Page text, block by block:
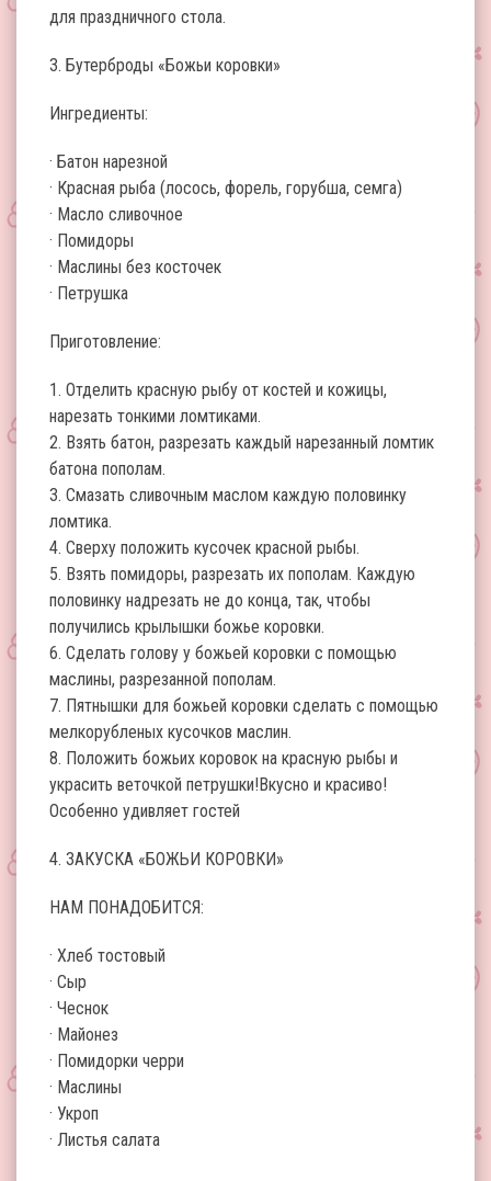
для праздничного стола.
3. Бутерброды «Божьи коровки»
Ингредиенты:
· Батон нарезной
· Красная рыба (лосось, форель, горубша, семга)
· Масло сливочное
· Помидоры
· Маслины без косточек
· Петрушка
Приготовление:
1. Отделить красную рыбу от костей и кожицы,
нарезать тонкими ломтиками.
2. Взять батон, разрезать каждый нарезанный ломтик
батона пополам.
3. Смазать сливочным маслом каждую половинку
ломтика.
4. Сверху положить кусочек красной рыбы.
5. Взять помидоры, разрезать их пополам. Каждую
половинку надрезать не до конца, так, чтобы
получились крылышки божье коровки.
6. Сделать голову у божьей коровки с помощью
маслины, разрезанной пополам.
7. Пятнышки для божьей коровки сделать с помощью
мелкорубленых кусочков маслин.
8. Положить божьих коровок на красную рыбы и
украсить веточкой петрушки!Вкусно и красиво!
Особенно удивляет гостей
4. ЗАКУСКА «БОЖЬИ КОРОВКИ»
НАМ ПОНАДОБИТСЯ:
· Хлеб тостовый
· Сыр
· Чеснок
· Майонез
· Помидорки черри
· Маслины
· Укроп
· Листья салата